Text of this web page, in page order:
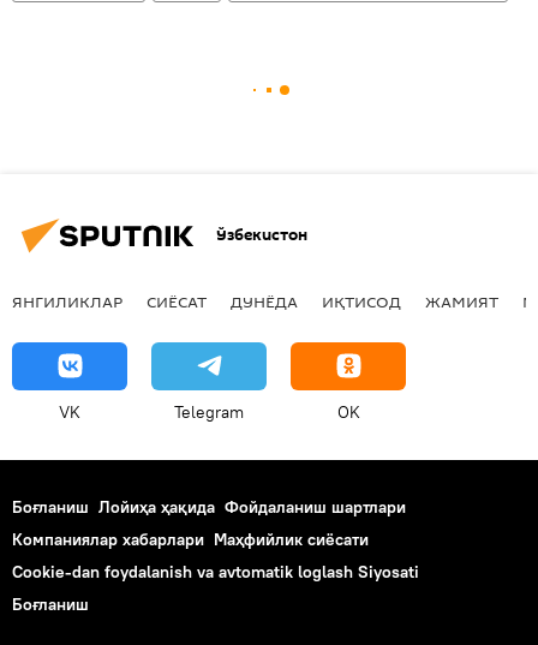
Ўзбекистон
ЯНГИЛИКЛАР СИЁСАТ ДУНЁДА ИҚТИСОД ЖАМИЯТ
VK Telegram OK
Боғланиш Лойиҳа ҳақида Фойдаланиш шартлари
Компаниялар хабарлари Маҳфийлик сиёсати
Cookie-dan foydalanish va avtomatik loglash Siyosati
Боғланиш